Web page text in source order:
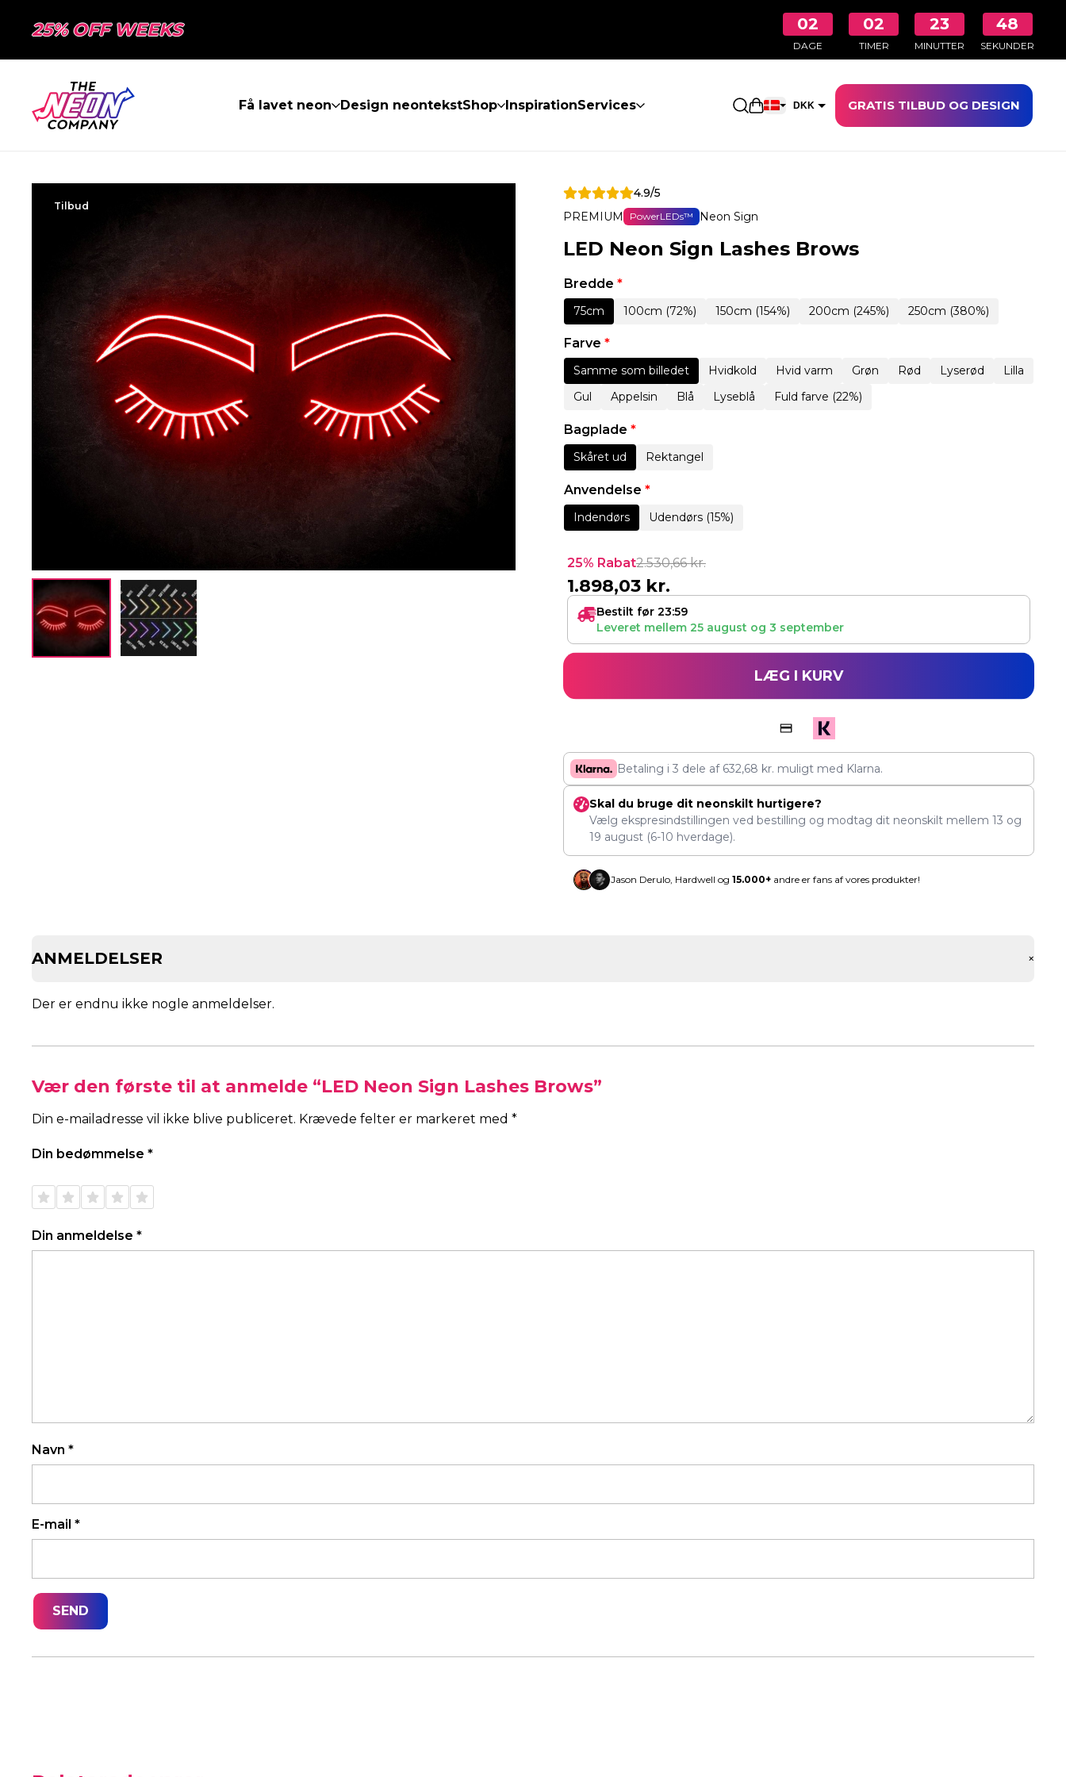
25% OFF WEEKS 02
DAGE
02
TIMER
23
MINUTTER
47
SEKUNDER
Få lavet neon Design neontekstShop InspirationServices Åbn indkøbskurven
DKK GRATIS TILBUD OG DESIGN
Tilbud
4.9/5
PREMIUM
PowerLEDs™ Neon Sign
LED Neon Sign Lashes Brows
Bredde *
75cm 100cm (72%) 150cm (154%) 200cm (245%) 250cm (380%)
Farve *
Samme som billedet Hvidkold Hvid varm Grøn Rød Lyserød
Lilla
Gul
Appelsin Blå Lyseblå Fuld farve (22%)
Bagplade *
Skåret ud Rektangel
Anvendelse *
Indendørs Udendørs (15%)
25% Rabat2.530,66kr.
1.898,03 kr.
Bestilt før 23:59
Leveret mellem 25 august og 3 september
LÆG I KURV
Betaling i 3 dele af 632,68 kr. muligt med Klarna.
Skal du bruge dit neonskilt hurtigere?
Vælg ekspresindstillingen ved bestilling og modtag dit neonskilt mellem 13 og
19 august(6-10 hverdage).
Jason Derulo, Hardwell og 15.000+andre er fans af vores produkter!
ANMELDELSER +
Der er endnu ikke nogle anmeldelser.
Vær den første til at anmelde “LED Neon Sign Lashes Brows”
Din e-mailadresse vil ikke blive publiceret. Krævede felter er markeret med *
Din bedømmelse *
5
5
5
5
5
Din anmeldelse *
Navn *
E-mail *